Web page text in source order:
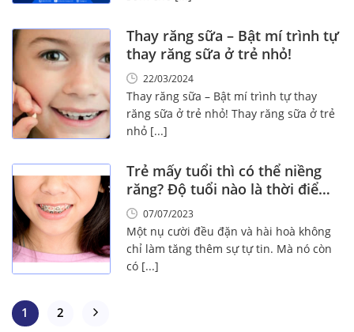
Thay răng sữa – Bật mí trình tự
thay răng sữa ở trẻ nhỏ!
22/03/2024
Thay răng sữa – Bật mí trình tự thay
răng sữa ở trẻ nhỏ! Thay răng sữa ở trẻ
nhỏ [...]
Trẻ mấy tuổi thì có thể niềng
răng? Độ tuổi nào là thời điểm
tốt nhất để điều trị niềng răng?
07/07/2023
Một nụ cười đều đặn và hài hoà không
chỉ làm tăng thêm sự tự tin. Mà nó còn
có [...]
1 2